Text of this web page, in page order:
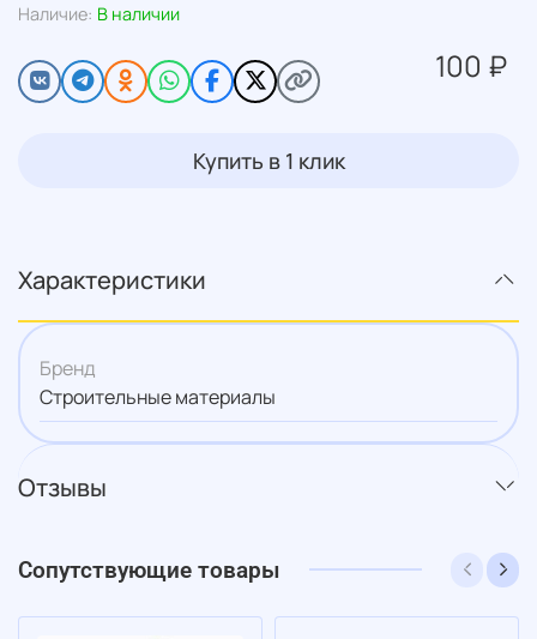
Наличие: В наличии
100 ₽
Купить в 1 клик
Характеристики
Бренд
Строительные материалы
Отзывы
Сопутствующие товары